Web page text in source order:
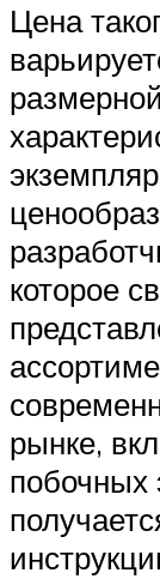
Цена
которое
рынке,
побочных